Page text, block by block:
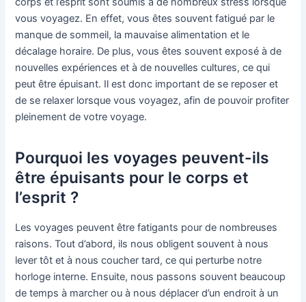
vous voyagez. En effet, vous êtes souvent fatigué par le
manque de sommeil, la mauvaise alimentation et le
décalage horaire. De plus, vous êtes souvent exposé à de
nouvelles expériences et à de nouvelles cultures, ce qui
peut être épuisant. Il est donc important de se reposer et
de se relaxer lorsque vous voyagez, afin de pouvoir profiter
pleinement de votre voyage.
Pourquoi les voyages peuvent-ils
être épuisants pour le corps et
l’esprit ?
Les voyages peuvent être fatigants pour de nombreuses
raisons. Tout d’abord, ils nous obligent souvent à nous
lever tôt et à nous coucher tard, ce qui perturbe notre
horloge interne. Ensuite, nous passons souvent beaucoup
de temps à marcher ou à nous déplacer d’un endroit à un